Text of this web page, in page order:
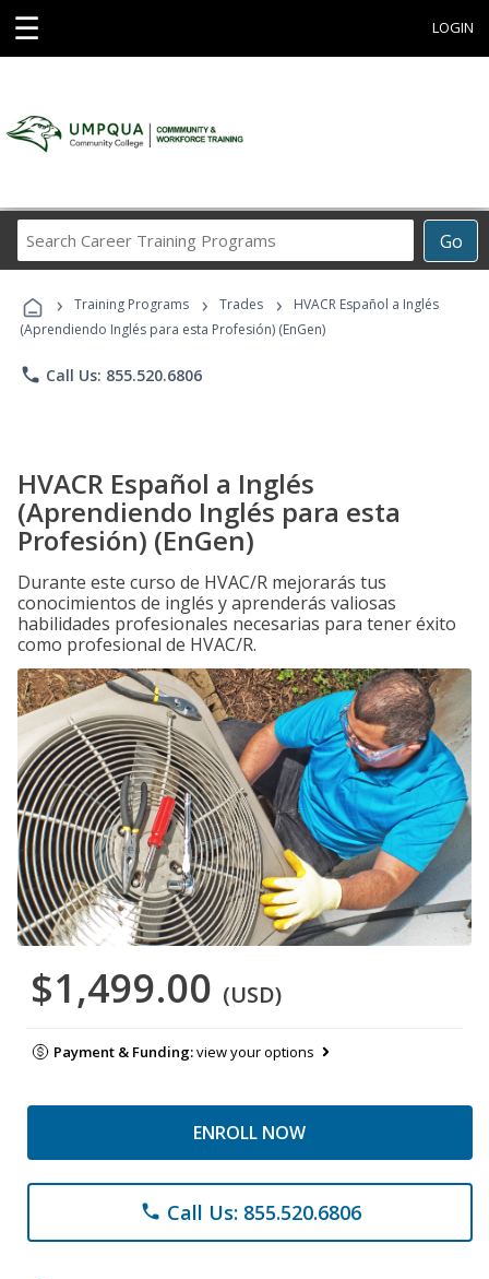
☰ LOGIN
Go
Career
Programs
› Training Programs › Trades ›
HVACR Español a Inglés
(Aprendiendo Inglés para esta Profesión) (EnGen)
phone Call Us: 855.520.6806
HVACR Español a Inglés
(Aprendiendo Inglés para esta
Profesión) (EnGen)
Durante este curso de HVAC/R mejorarás tus
conocimientos de inglés y aprenderás valiosas
habilidades profesionales necesarias para tener éxito
como profesional de HVAC/R.
$1,499.00 (USD)
Payment & Funding:view your options
ENROLL NOW
phone Call Us: 855.520.6806